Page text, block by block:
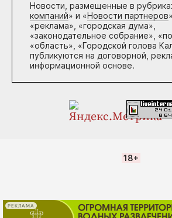
Новости, размещенные в
компаний» и «Новости партнеров
«реклама», «городская дума»,
«законодательное собрание»,
«область», «Городской голова
публикуются на договорной,
информационной основе.
18+
РЕКЛАМА